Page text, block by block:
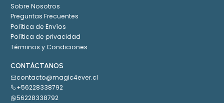
Sobre Nosotros
Preguntas Frecuentes
Política de Envíos
Política de privacidad
Términos y Condiciones
CONTÁCTANOS
contacto@magic4ever.cl
+56228338792
56228338792